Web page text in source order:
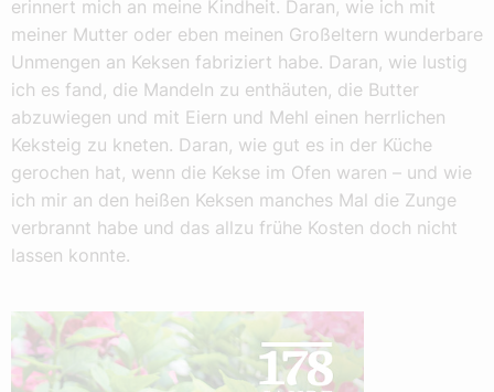
erinnert mich an meine Kindheit. Daran, wie ich mit
meiner Mutter oder eben meinen Großeltern wunderbare
Unmengen an Keksen fabriziert habe. Daran, wie lustig
ich es fand, die Mandeln zu enthäuten, die Butter
abzuwiegen und mit Eiern und Mehl einen herrlichen
Keksteig zu kneten. Daran, wie gut es in der Küche
gerochen hat, wenn die Kekse im Ofen waren – und wie
ich mir an den heißen Keksen manches Mal die Zunge
verbrannt habe und das allzu frühe Kosten doch nicht
lassen konnte.